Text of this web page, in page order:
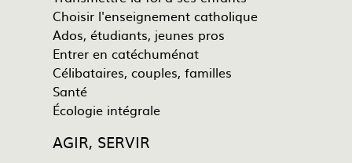
Choisir l'enseignement catholique
Ados, étudiants, jeunes pros
Entrer en catéchuménat
Célibataires, couples, familles
Santé
Écologie intégrale
AGIR, SERVIR